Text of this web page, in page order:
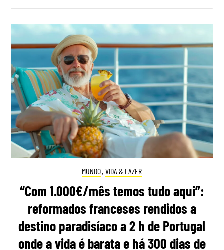
MUNDO, VIDA & LAZER
“Com 1.000€/mês temos tudo aqui”:
reformados franceses rendidos a
destino paradisíaco a 2 h de Portugal
onde a vida é barata e há 300 dias de